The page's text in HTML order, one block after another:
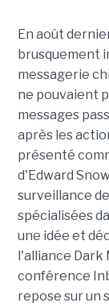
En août
brusquement
messagerie
ne pouvaient
messages
après les
présenté
d'Edward
surveillance
spécialisées
une idée et
l'alliance Dark
conférence
repose sur un